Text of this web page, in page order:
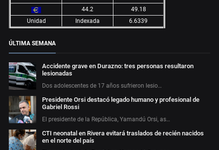
44.2
49.18
Unidad
Indexada 6.6339
ÚLTIMA SEMANA
Accidente grave en Durazno: tres personas resultaron
lesionadas
Dos adolescentes de 17 años sufrieron lesio…
Presidente Orsi destacó legado humano y profesional de
Gabriel Rossi
El presidente de la República, Yamandú Orsi, as…
CTI neonatal en Rivera evitará traslados de recién nacidos
en el norte del país